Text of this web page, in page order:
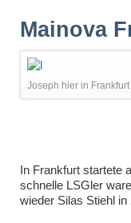
Mainova
Joseph hier in
In Frankfurt startete
schnelle LSGler
wieder Silas Stiehl in